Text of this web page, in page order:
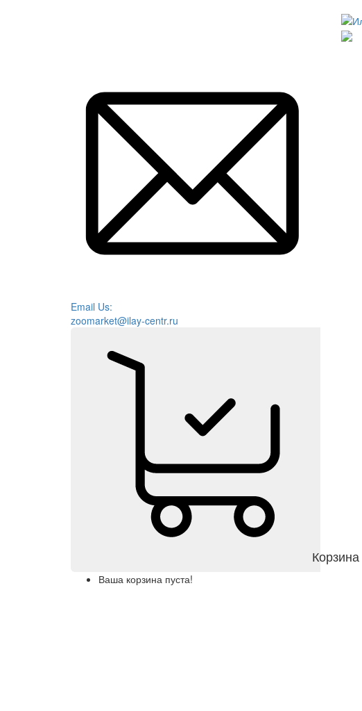
Email Us:
zoomarket@ilay-centr.ru
Корзина
Ваша корзина пуста!